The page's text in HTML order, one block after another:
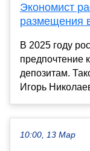
Экономист
размещения
В 2025 году
предпочтение
депозитам.
Игорь
10:00, 13 Мар